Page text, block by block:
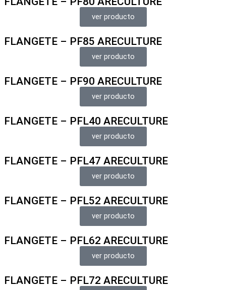
ver producto
FLANGETE – PF85 ARECULTURE
ver producto
FLANGETE – PF90 ARECULTURE
ver producto
FLANGETE – PFL40 ARECULTURE
ver producto
FLANGETE – PFL47 ARECULTURE
ver producto
FLANGETE – PFL52 ARECULTURE
ver producto
FLANGETE – PFL62 ARECULTURE
ver producto
FLANGETE – PFL72 ARECULTURE